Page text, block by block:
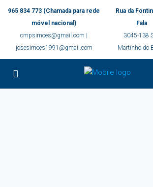
965 834 773 (Chamada para rede
móvel nacional)
cmpsimoes@gmail.com |
josesimoes1991@gmail.com
Rua da
Fala
3045-138
Martinho do